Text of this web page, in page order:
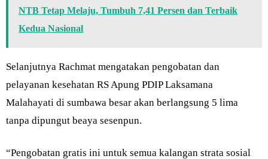
NTB Tetap Melaju, Tumbuh 7,41 Persen dan Terbaik
Kedua Nasional
Selanjutnya Rachmat mengatakan pengobatan dan
pelayanan kesehatan RS Apung PDIP Laksamana
Malahayati di sumbawa besar akan berlangsung 5 lima
tanpa dipungut beaya sesenpun.
“Pengobatan gratis ini untuk semua kalangan strata sosial